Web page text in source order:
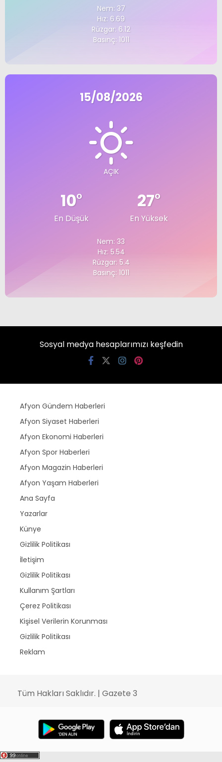
Nem: 37
Hız: 6.69
Rüzgar: 6.12
Basınç: 1011
15/08/2026
AÇIK
10°
En Düşük
27°
En Yüksek
Nem: 33
Hız: 5.54
Rüzgar: 5.4
Basınç: 1011
Sosyal medya hesaplarımızı keşfedin
Afyon Gündem Haberleri
Afyon Siyaset Haberleri
Afyon Ekonomi Haberleri
Afyon Spor Haberleri
Afyon Magazin Haberleri
Afyon Yaşam Haberleri
Ana Sayfa
Yazarlar
Künye
Gizlilik Politikası
İletişim
Gizlilik Politikası
Kullanım Şartları
Çerez Politikası
Kişisel Verilerin Korunması
Gizlilik Politikası
Reklam
Tüm Hakları Saklıdır. | Gazete 3